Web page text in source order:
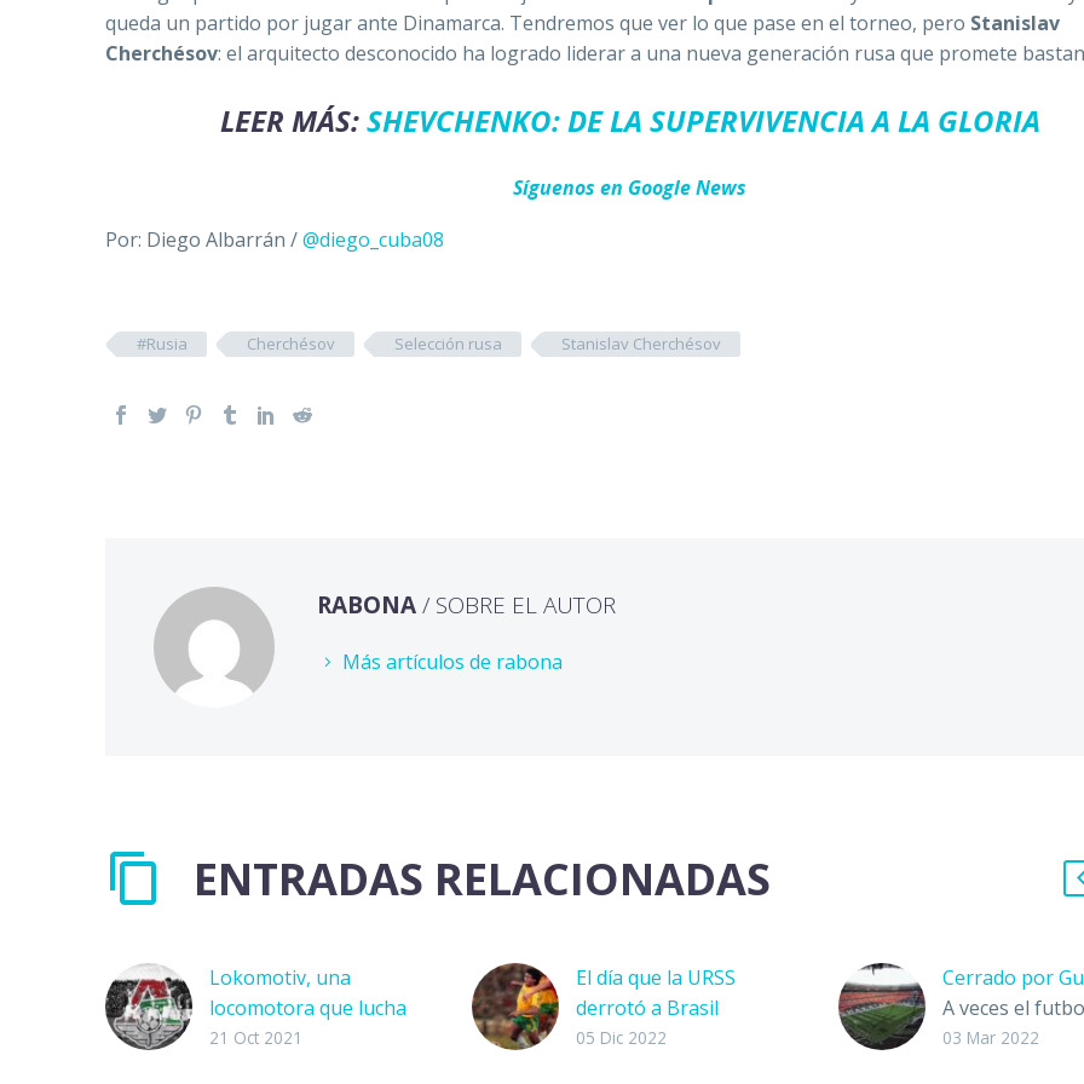
queda un partido por jugar ante Dinamarca. Tendremos que ver lo que pase en el torneo, pero Stanislav
Cherchésov: el arquitecto desconocido ha logrado liderar a una nueva generación rusa que promete
LEER MÁS:SHEVCHENKO: DE LA SUPERVIVENCIA A LA GLORIA
Síguenos en Google News
Por: Diego Albarrán /@diego_cuba08
#Rusia Cherchésov Selección rusa Stanislav Cherchésov
RABONA/ SOBRE EL AUTOR
Más artículos de rabona
ENTRADAS RELACIONADAS
Lokomotiv, una
locomotora que lucha
El norte de Moscú es
21 Oct 2021
El día que la URSS
derrotó a Brasil
En las calles de Moscú,
05 Dic 2022
Cerrado por
A veces el
alegoría; otras,
03 Mar 2022